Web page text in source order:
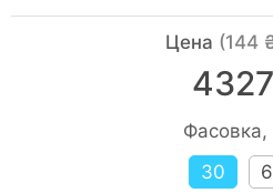
Цена (144
Фасовка,
30